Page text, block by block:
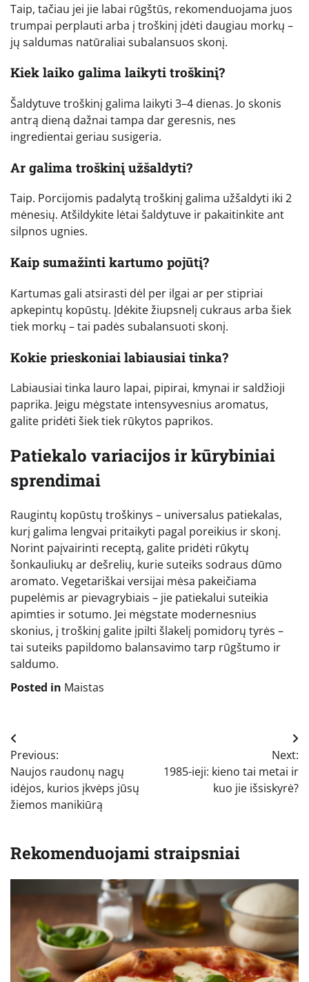
Taip, tačiau jei jie labai rūgštūs, rekomenduojama juos
trumpai perplauti arba į troškinį įdėti daugiau morkų –
jų saldumas natūraliai subalansuos skonį.
Kiek laiko galima laikyti troškinį?
Šaldytuve troškinį galima laikyti 3–4 dienas. Jo skonis
antrą dieną dažnai tampa dar geresnis, nes
ingredientai geriau susigeria.
Ar galima troškinį užšaldyti?
Taip. Porcijomis padalytą troškinį galima užšaldyti iki 2
mėnesių. Atšildykite lėtai šaldytuve ir pakaitinkite ant
silpnos ugnies.
Kaip sumažinti kartumo pojūtį?
Kartumas gali atsirasti dėl per ilgai ar per stipriai
apkepintų kopūstų. Įdėkite žiupsnelį cukraus arba šiek
tiek morkų – tai padės subalansuoti skonį.
Kokie prieskoniai labiausiai tinka?
Labiausiai tinka lauro lapai, pipirai, kmynai ir saldžioji
paprika. Jeigu mėgstate intensyvesnius aromatus,
galite pridėti šiek tiek rūkytos paprikos.
Patiekalo variacijos ir kūrybiniai
sprendimai
Raugintų kopūstų troškinys – universalus patiekalas,
kurį galima lengvai pritaikyti pagal poreikius ir skonį.
Norint paįvairinti receptą, galite pridėti rūkytų
šonkauliukų ar dešrelių, kurie suteiks sodraus dūmo
aromato. Vegetariškai versijai mėsa pakeičiama
pupelėmis ar pievagrybiais – jie patiekalui suteikia
apimties ir sotumo. Jei mėgstate modernesnius
skonius, į troškinį galite įpilti šlakelį pomidorų tyrės –
tai suteiks papildomo balansavimo tarp rūgštumo ir
saldumo.
Posted in Maistas
Navigacija
tarp
įrašų
Previous:
Naujos raudonų nagų
idėjos, kurios įkvėps jūsų
žiemos manikiūrą
Next:
1985-ieji: kieno tai metai ir
kuo jie išsiskyrė?
Rekomenduojami straipsniai